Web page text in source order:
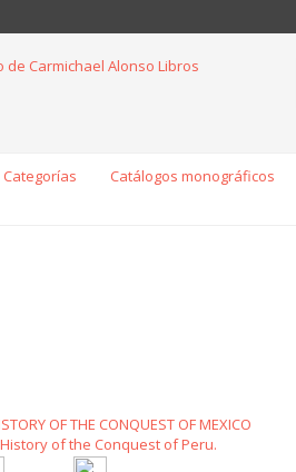
Categorías Catálogos monográficos